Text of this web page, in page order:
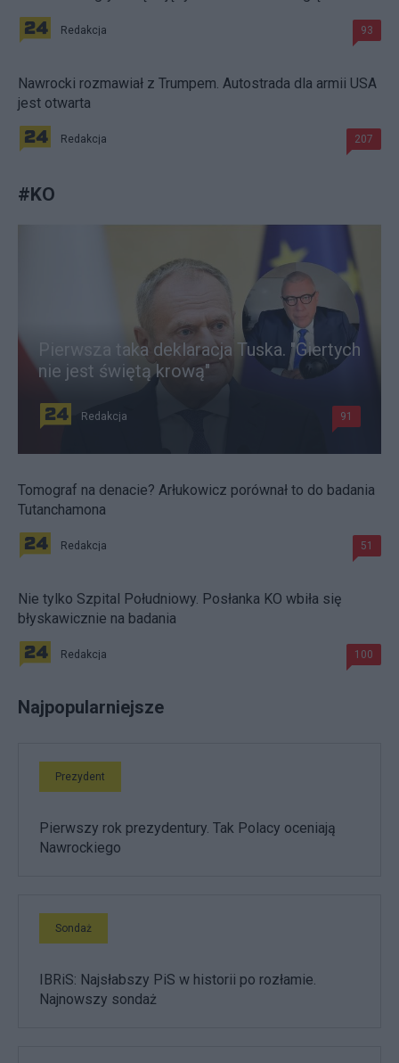
Redakcja 93
Nawrocki rozmawiał z Trumpem. Autostrada dla armii USA
jest otwarta
Redakcja 207
#KO
Pierwsza taka deklaracja Tuska. "Giertych
nie jest świętą krową"
Redakcja 91
Tomograf na denacie? Arłukowicz porównał to do badania
Tutanchamona
Redakcja 51
Nie tylko Szpital Południowy. Posłanka KO wbiła się
błyskawicznie na badania
Redakcja 100
Najpopularniejsze
Prezydent
Pierwszy rok prezydentury. Tak Polacy oceniają
Nawrockiego
Sondaż
IBRiS: Najsłabszy PiS w historii po rozłamie.
Najnowszy sondaż